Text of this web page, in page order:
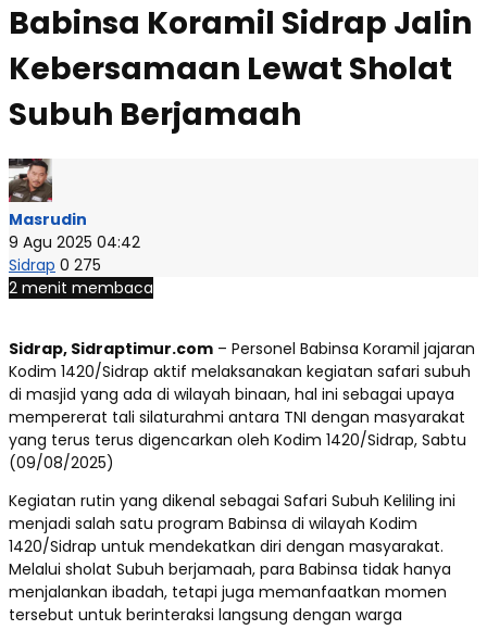
Babinsa Koramil Sidrap Jalin
Kebersamaan Lewat Sholat
Subuh Berjamaah
Masrudin
9 Agu 2025 04:42
Sidrap 0 275
2 menit membaca
Sidrap, Sidraptimur.com – Personel Babinsa Koramil jajaran
Kodim 1420/Sidrap aktif melaksanakan kegiatan safari subuh
di masjid yang ada di wilayah binaan, hal ini sebagai upaya
mempererat tali silaturahmi antara TNI dengan masyarakat
yang terus terus digencarkan oleh Kodim 1420/Sidrap, Sabtu
(09/08/2025)
Kegiatan rutin yang dikenal sebagai Safari Subuh Keliling ini
menjadi salah satu program Babinsa di wilayah Kodim
1420/Sidrap untuk mendekatkan diri dengan masyarakat.
Melalui sholat Subuh berjamaah, para Babinsa tidak hanya
menjalankan ibadah, tetapi juga memanfaatkan momen
tersebut untuk berinteraksi langsung dengan warga